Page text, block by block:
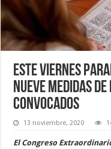
Este viernes
nueve medidas
convocados
13 noviembre, 2020
El Congreso